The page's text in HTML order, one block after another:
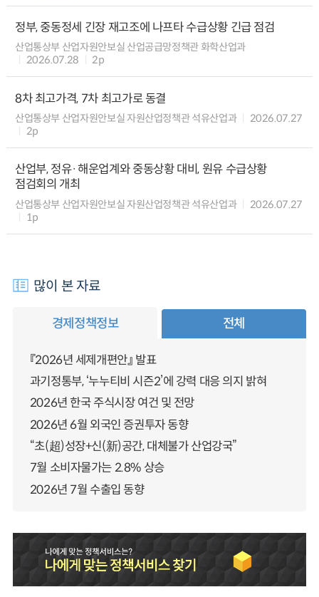
정부, 중동정세 긴장 재고조에 나프타 수급상황 긴급 점검
산업통상부 산업자원안보실 산업공급망정책관 화학산업과
2026.07.28
2p
8차 최고가격, 7차 최고가로 동결
산업통상부 산업자원안보실 자원산업정책관 석유산업과
2026.07.27
2p
산업부, 정유·해운업계와 중동상황 대비, 원유 수급상황
점검회의 개최
산업통상부 산업자원안보실 자원산업정책관 석유산업과
2026.07.27
1p
많이 본 자료
경제정책정보 전체
『2026년 세제개편안』 발표
과기정통부, ‘누누티비 시즌2’에 강력 대응 의지 밝혀
2026년 한국 주식시장 여건 및 전망
2026년 6월 외국인 증권투자 동향
“초(超)성장+신(新)공간, 대체불가 산업강국”
7월 소비자물가는 2.8% 상승
2026년 7월 수출입 동향